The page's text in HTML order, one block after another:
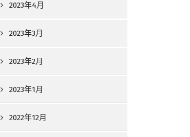
2023年4月
2023年3月
2023年2月
2023年1月
2022年12月